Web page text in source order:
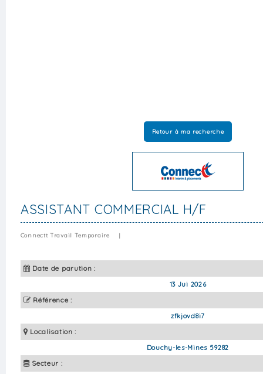
Retour à ma recherche
ASSISTANT COMMERCIAL H/F
Connectt Travail Temporaire |
Date de parution :
13 Jui 2026
Référence :
zfkjovd8i7
Localisation :
Douchy-les-Mines 59282
Secteur :